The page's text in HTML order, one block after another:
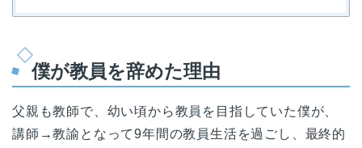
僕が教員を辞めた理由
父親も教師で、幼い頃から教員を目指していた僕が、
講師→教諭となって9年間の教員生活を過ごし、最終的